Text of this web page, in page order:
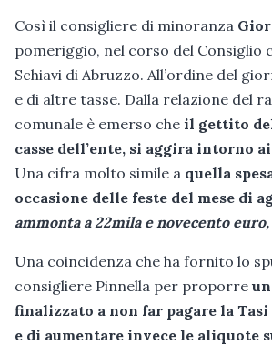
Così il consigliere di minoranza
pomeriggio, nel corso del Consiglio
Schiavi di Abruzzo. All’ordine del
e di altre tasse. Dalla relazione del
comunale è emerso che il gettito
casse dell’ente, si aggira intorno
Una cifra molto simile a quella
occasione delle feste del mese di
ammonta a 22mila e novecento
Una coincidenza che ha fornito lo
consigliere Pinnella per proporre
finalizzato a non far pagare la
e di aumentare invece le aliquote